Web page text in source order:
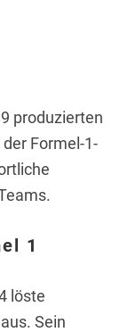
produzierten
Formel-1-
1
löste
Sein